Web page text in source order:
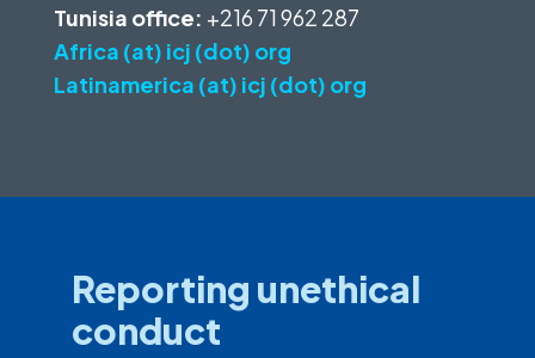
Tunisia office: +216 71 962 287
Africa (at) icj (dot) org
Latinamerica (at) icj (dot) org
Reporting unethical
conduct